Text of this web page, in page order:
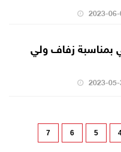
2023-
بمناسبة زفاف ولي
2023-05-
5
6
7